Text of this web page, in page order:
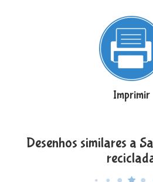
Imprimir
Desenhos similares a